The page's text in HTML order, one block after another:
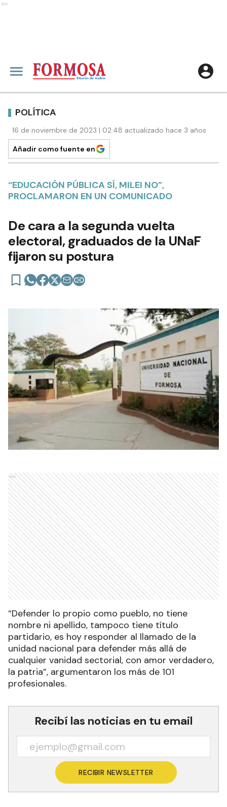
Ads
POLÍTICA
16 de noviembre de 2023 | 02:48 actualizado hace 3 años
Añadir como fuente en
“EDUCACIÓN PÚBLICA SÍ, MILEI NO”,
PROCLAMARON EN UN COMUNICADO
De cara a la segunda vuelta
electoral, graduados de la UNaF
fijaron su postura
Ads
“Defender lo propio como pueblo, no tiene
nombre ni apellido, tampoco tiene título
partidario, es hoy responder al llamado de la
unidad nacional para defender más allá de
cualquier vanidad sectorial, con amor verdadero,
la patria”, argumentaron los más de 101
profesionales.
Recibí las noticias en tu email
RECIBIR NEWSLETTER